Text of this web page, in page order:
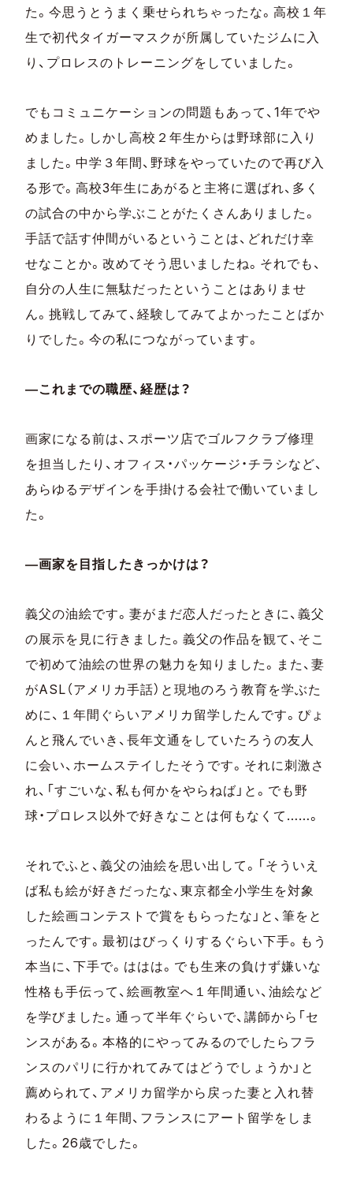
た。今思うとうまく乗せられちゃったな。高校１年
生で初代タイガーマスクが所属していたジムに入
り、プロレスのトレーニングをしていました。
でもコミュニケーションの問題もあって、1年でや
めました。しかし高校２年生からは野球部に入り
ました。中学３年間、野球をやっていたので再び入
る形で。高校3年生にあがると主将に選ばれ、多く
の試合の中から学ぶことがたくさんありました。
手話で話す仲間がいるということは、どれだけ幸
せなことか。改めてそう思いましたね。それでも、
自分の人生に無駄だったということはありませ
ん。挑戦してみて、経験してみてよかったことばか
りでした。今の私につながっています。
―これまでの職歴、経歴は？
画家になる前は、スポーツ店でゴルフクラブ修理
を担当したり、オフィス・パッケージ・チラシなど、
あらゆるデザインを手掛ける会社で働いていまし
た。
―画家を目指したきっかけは？
義父の油絵です。妻がまだ恋人だったときに、義父
の展示を見に行きました。義父の作品を観て、そこ
で初めて油絵の世界の魅力を知りました。また、妻
がASL（アメリカ手話）と現地のろう教育を学ぶた
めに、１年間ぐらいアメリカ留学したんです。ぴょ
んと飛んでいき、長年文通をしていたろうの友人
に会い、ホームステイしたそうです。それに刺激さ
れ、「すごいな、私も何かをやらねば」と。でも野
球・プロレス以外で好きなことは何もなくて……。
それでふと、義父の油絵を思い出して。「そういえ
ば私も絵が好きだったな、東京都全小学生を対象
した絵画コンテストで賞をもらったな」と、筆をと
ったんです。最初はびっくりするぐらい下手。もう
本当に、下手で。ははは。でも生来の負けず嫌いな
性格も手伝って、絵画教室へ１年間通い、油絵など
を学びました。通って半年ぐらいで、講師から「セ
ンスがある。本格的にやってみるのでしたらフラ
ンスのパリに行かれてみてはどうでしょうか」と
薦められて、アメリカ留学から戻った妻と入れ替
わるように１年間、フランスにアート留学をしま
した。26歳でした。